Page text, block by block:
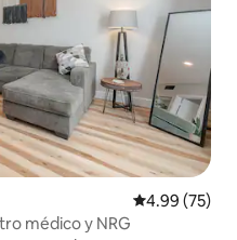
Calificación
4.99 (75)
médico y NRG